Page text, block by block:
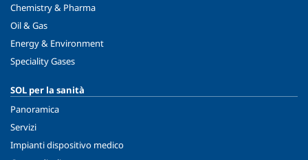
Chemistry & Pharma
Oil & Gas
Energy & Environment
Speciality Gases
SOL per la sanità
Panoramica
Servizi
Impianti dispositivo medico